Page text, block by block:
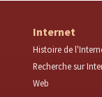
Internet
Histoire de
Recherche sur
Web